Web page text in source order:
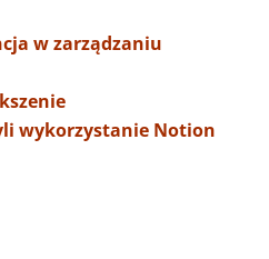
w zarządzaniu
wykorzystanie Notion